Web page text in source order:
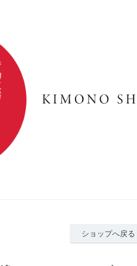
ショップへ戻る